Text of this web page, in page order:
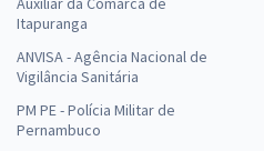
Itapuranga
ANVISA - Agência Nacional de
Vigilância Sanitária
PM PE - Polícia Militar de
Pernambuco